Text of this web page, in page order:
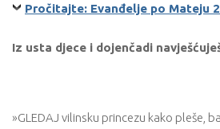
Pročitajte: Evanđelje po Mateju
Iz usta djece i dojenčadi
»GLEDAJ vilinsku princezu kako pleše,